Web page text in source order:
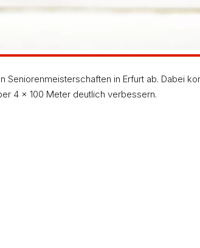
Seniorenmeisterschaften in Erfurt ab. Dabei
4 x 100 Meter deutlich verbessern.